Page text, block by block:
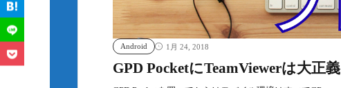
Android 1月 24, 2018
GPD PocketにTeamViewerは大正義